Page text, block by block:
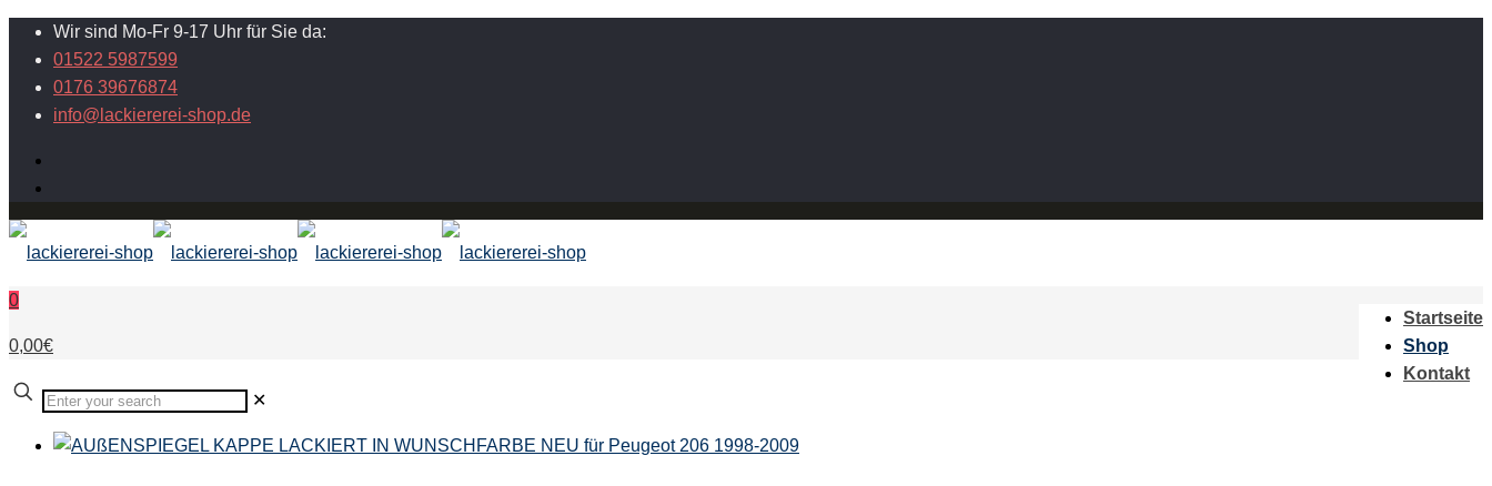
Wir sind Mo-Fr 9-17 Uhr für Sie da:
01522 5987599
0176 39676874
info@lackiererei-shop.de
Startseite
Shop
Kontakt
0
0,00€
✕